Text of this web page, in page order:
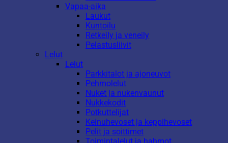
Vapaa-aika
Laukut
Kuntoilu
Retkeily ja veneily
Pelastusliivit
Lelut
Lelut
Parkkitalot ja ajoneuvot
Pehmolelut
Nuket ja nukenvaunut
Nukkekodit
Potkuttelijat
Keinuhevoset ja keppihevoset
Pelit ja soittimet